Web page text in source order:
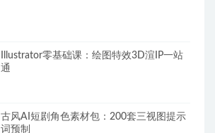
Illustrator零基础课：绘图特效3D渲IP一站
通
古风AI短剧角色素材包：200套三视图提示
词预制